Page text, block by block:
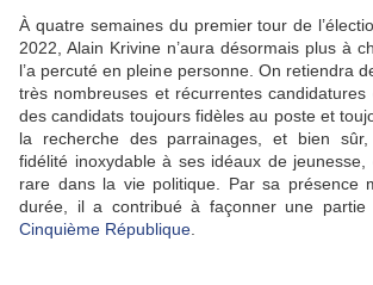
À quatre semaines du premier tour de
2022, Alain Krivine n’aura désormais plus à
l’a percuté en pleine personne. On retiendra
très nombreuses et récurrentes candidatures
des candidats toujours fidèles au poste et
la recherche des parrainages, et bien
fidélité inoxydable à ses idéaux de
rare dans la vie politique. Par sa présence
durée, il a contribué à façonner une partie
Cinquième République